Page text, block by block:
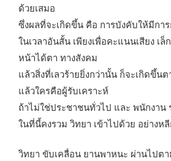
ด้วยเสมอ
ซึ่งผลที่จะเกิดขึ้น คือ การบังคับให้มีกา
ในเวลาอันสั้น เพียงเพื่อคะแนนเสียง เ
หน้าได้ตา ทางสังคม
แล้วสิ่งที่เลวร้ายยิ่งกว่านั้น ก็จะเกิดขึ้น
แล้วใครคือผู้รับเคราะห์
ถ้าไม่ใช่ประชาชนทั่วไป และ พนักงาน
ในที่นี้คงรวม วิทยา เข้าไปด้วย อย่างห
วิทยา ขับเคลื่อน ยานพาหนะ ผ่านไปต